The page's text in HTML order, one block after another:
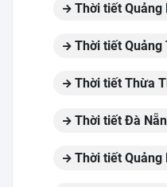
Thời tiết Quảng
Thời tiết Quảng
Thời tiết Thừa
Thời tiết Đà
Thời tiết Quảng